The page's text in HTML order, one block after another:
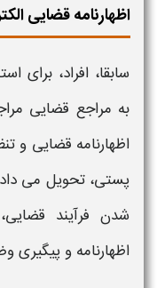
اظهارنامه قضایی
سابقا، افراد، برای
به مراجع قضایی
اظهارنامه قضایی و
پستی، تحویل می
شدن فرآیند قضایی
اظهارنامه وپیگیری